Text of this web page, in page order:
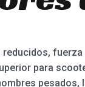
para